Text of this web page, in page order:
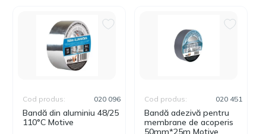
Bandă din aluminiu 48/25
110°C Motive
Cod produs: 020 096
Bandă adezivă pentru
membrane de acoperis
50mm*25m Motive
Cod produs: 020 451